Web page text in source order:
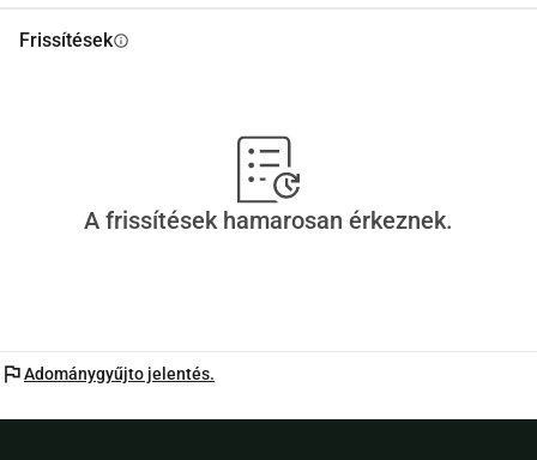
Frissítésekinfo
A frissítések hamarosan érkeznek.
flagAdománygyűjto jelentés.